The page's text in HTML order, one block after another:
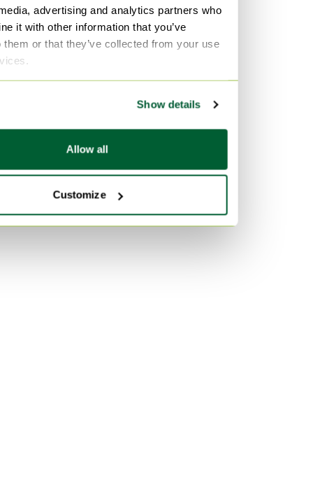
advertising and analytics partners who
it with other information that you’ve
them or that they’ve collected from your use
Show details
Allow all
Customize
Skai Set da pranzo
Pelle Set da pranzo
Dorato Set da pranzo
Blu Set da pranzo